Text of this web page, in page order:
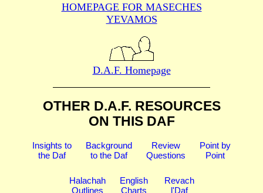
HOMEPAGE FOR MASECHES
YEVAMOS
D.A.F. Homepage
OTHER D.A.F. RESOURCES
ON THIS DAF
Insights to
the Daf
Background
to the Daf
Review
Questions
Point by
Point
Halachah
Outlines
English
Charts
Revach
l'Daf